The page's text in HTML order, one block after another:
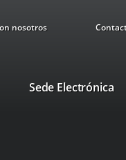
nosotros
Sede Electrónica